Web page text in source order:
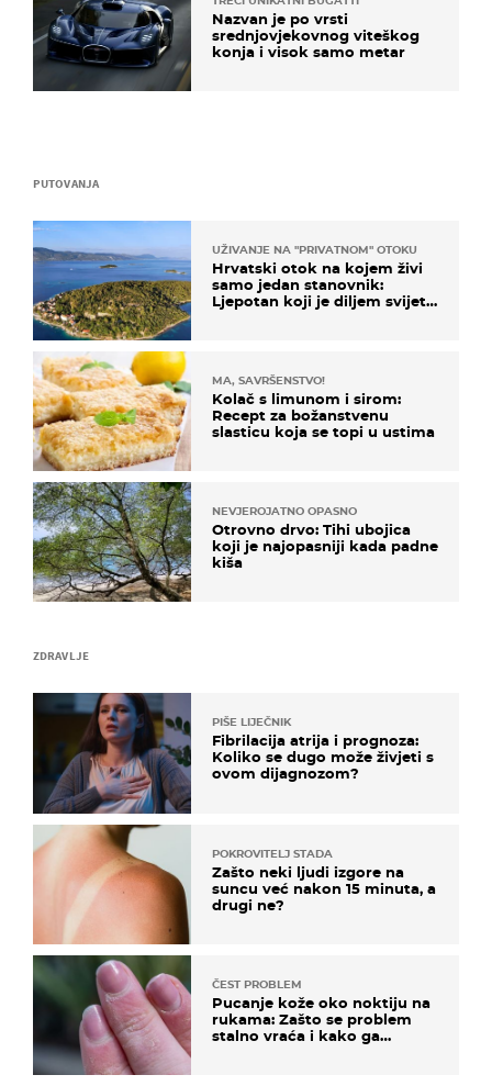
ZDRAVLJE
PIŠE LIJEČNIK
Fibrilacija atrija i prognoza:
Koliko se dugo može živjeti s
ovom dijagnozom?
POKROVITELJ STADA
Zašto neki ljudi izgore na
suncu već nakon 15 minuta, a
drugi ne?
ČEST PROBLEM
Pucanje kože oko noktiju na
rukama: Zašto se problem
stalno vraća i kako ga
PUTOVANJA
UŽIVANJE NA "PRIVATNOM" OTOKU
Hrvatski otok na kojem živi
samo jedan stanovnik:
Ljepotan koji je diljem svijeta
MA, SAVRŠENSTVO!
Kolač s limunom i sirom:
Recept za božanstvenu
slasticu koja se topi u ustima
NEVJEROJATNO OPASNO
Otrovno drvo: Tihi ubojica
koji je najopasniji kada padne
kiša
Nazvan je po vrsti
srednjovjekovnog viteškog
konja i visok samo metar